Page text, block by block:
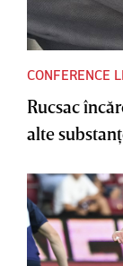
CONFERENCE
Rucsac
alte